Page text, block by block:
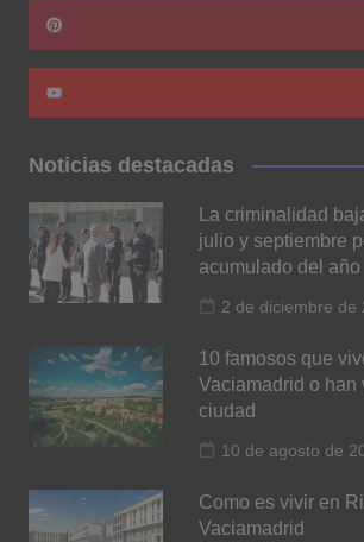
Noticias destacadas
La criminalidad
julio y septiembre
acumulado del año
2 de diciembre de
10 famosos que
Vaciamadrid o han
ciudad
10 de agosto de
Como es vivir en
Vaciamadrid